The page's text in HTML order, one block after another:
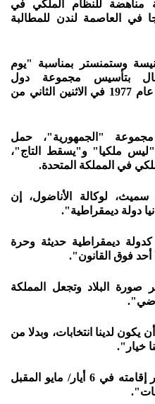
مناهضة للنظام الملكي في
في العاصمة لندن للمطالبة
وستمنستر بمناسبة "يوم
بتأسيس مجموعة دول
الكومنولث، والذي يحتفل به منذ عام 1977 في الاثنين الثاني من
"الجمهورية"، حمل
"ليس ملكيا" و"يسقط التاج"،
في المملكة المتحدة.
لوكالة الأناضول، إن
دولة ديمقراطية".
ديمقراطية حديثة وحرة
أحد فوق القانون".
البلاد وتجعل المملكة
لدينا انتخابات، وبدلا من
خيار".
وأشار إلى أن حفل التتويج المقرر إقامته في 6 أيار/ مايو المقبل